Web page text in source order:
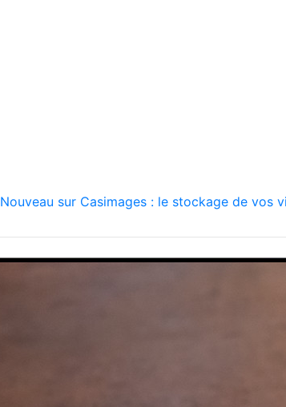
Nouveau sur Casimages : le stockage de vos